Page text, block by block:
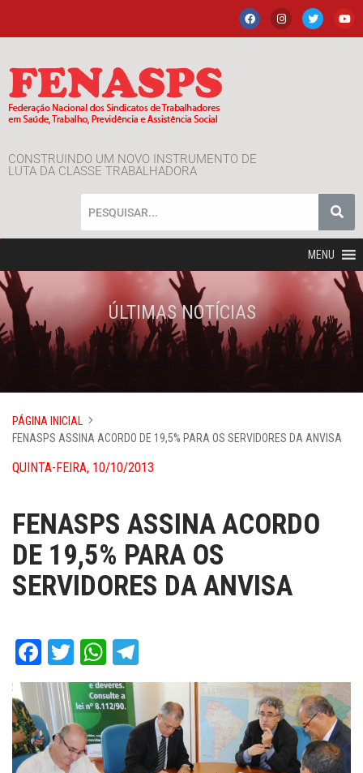
CONSTRUINDO UM NOVO INSTRUMENTO DE
LUTA DA CLASSE TRABALHADORA
MENU
ÚLTIMAS NOTÍCIAS
PÁGINA INICIAL
FENASPS ASSINA ACORDO DE 19,5% PARA OS SERVIDORES DA ANVISA
QUINTA-FEIRA, 10/10/2013
FENASPS ASSINA ACORDO
DE 19,5% PARA OS
SERVIDORES DA ANVISA
Facebook
TwitterWhatsApp